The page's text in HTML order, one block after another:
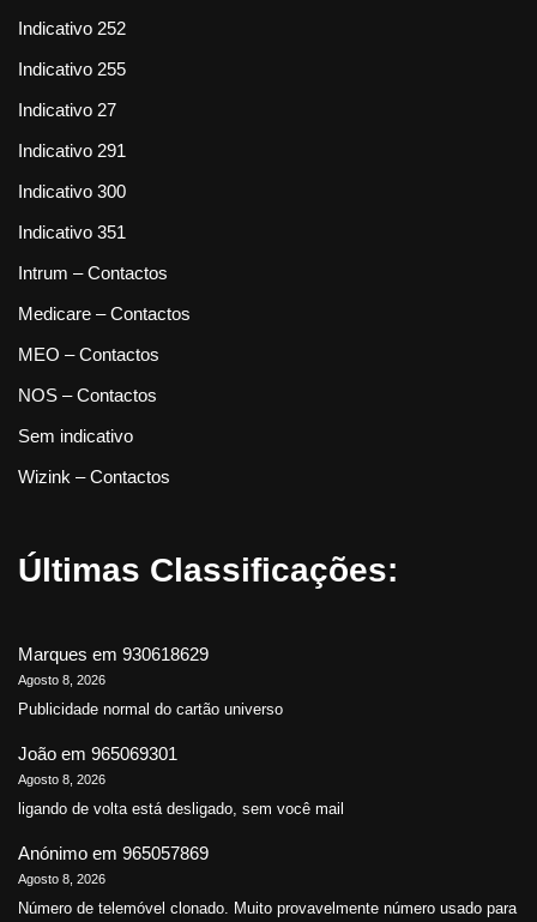
Indicativo 252
Indicativo 255
Indicativo 27
Indicativo 291
Indicativo 300
Indicativo 351
Intrum – Contactos
Medicare – Contactos
MEO – Contactos
NOS – Contactos
Sem indicativo
Wizink – Contactos
Últimas Classificações:
Marques em 930618629
Agosto 8, 2026
Publicidade normal do cartão universo
João em 965069301
Agosto 8, 2026
ligando de volta está desligado, sem você mail
Anónimo em 965057869
Agosto 8, 2026
Número de telemóvel clonado. Muito provavelmente número usado para